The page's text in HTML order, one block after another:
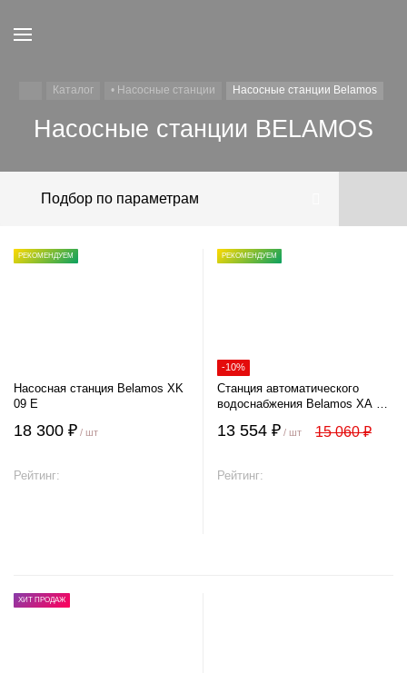
Каталог • Насосные станции Насосные станции Belamos
Насосные станции BELAMOS
Подбор по параметрам
РЕКОМЕНДУЕМ
Насосная станция Belamos XK
09 E
18 300 ₽ / шт
Рейтинг:
РЕКОМЕНДУЕМ
-10%
Станция автоматического
водоснабжения Belamos XA 06
13 554 ₽ / шт 15 060 ₽
Рейтинг:
ХИТ ПРОДАЖ